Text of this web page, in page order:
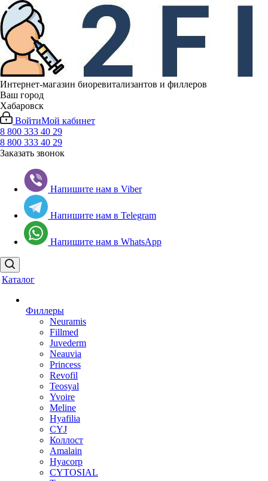
Интернет-магазин биоревитализантов и филлеров
Ваш город
Хабаровск
ВойтиМой кабинет
8 800 333 40 29
8 800 333 40 29
Заказать звонок
Напишите нам в Viber
Напишите нам в Telegram
Напишите нам в WhatsApp
Каталог
Филлеры
Neuramis
Fillmed
Juvederm
Neauvia
Princess
Revofil
Teosyal
Yvoire
Meline
Hyafilia
CYJ
Коллост
Amalain
Hyacorp
CYTOSIAL